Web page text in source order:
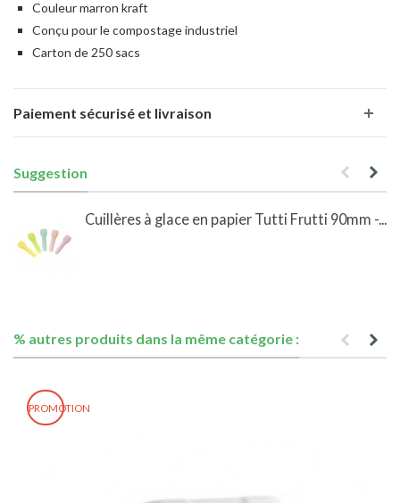
Couleur marron kraft
Conçu pour le compostage industriel
Carton de 250 sacs
Paiement sécurisé et livraison
Suggestion
Cuillères à glace en papier Tutti Frutti 90mm -...
% autres produits dans la même catégorie :
PROMOTION